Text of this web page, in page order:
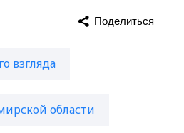
взгляда
области
Поделиться